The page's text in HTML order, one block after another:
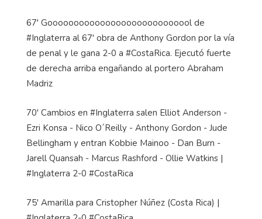
67' Goooooooooooooooooooooooooool de
#Inglaterra al 67' obra de Anthony Gordon por la vía
de penal y le gana 2-0 a #CostaRica. Ejecutó fuerte
de derecha arriba engañando al portero Abraham
Madriz
70' Cambios en #Inglaterra salen Elliot Anderson -
Ezri Konsa - Nico O´Reilly - Anthony Gordon - Jude
Bellingham y entran Kobbie Mainoo - Dan Burn -
Jarell Quansah - Marcus Rashford - Ollie Watkins |
#Inglaterra 2-0 #CostaRica
75' Amarilla para Cristopher Núñez (Costa Rica) |